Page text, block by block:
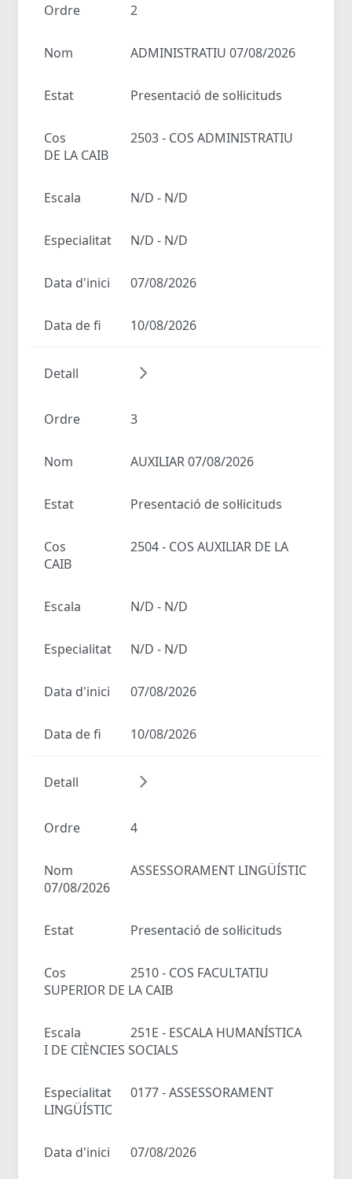
Ordre 2
Nom ADMINISTRATIU 07/08/2026
Estat Presentació de sol·licituds
Cos
2503 - COS ADMINISTRATIU
DE LA CAIB
Escala N/D - N/D
Especialitat N/D - N/D
Data d'inici 07/08/2026
Data de fi 10/08/2026
Detall
Ordre 3
Nom AUXILIAR 07/08/2026
Estat Presentació de sol·licituds
Cos
2504 - COS AUXILIAR DE LA
CAIB
Escala N/D - N/D
Especialitat N/D - N/D
Data d'inici 07/08/2026
Data de fi 10/08/2026
Detall
Ordre 4
Nom
ASSESSORAMENT LINGÜÍSTIC
07/08/2026
Estat Presentació de sol·licituds
Cos
2510 - COS FACULTATIU
SUPERIOR DE LA CAIB
Escala
251E - ESCALA HUMANÍSTICA
I DE CIÈNCIES SOCIALS
Especialitat
0177 - ASSESSORAMENT
LINGÜÍSTIC
Data d'inici 07/08/2026